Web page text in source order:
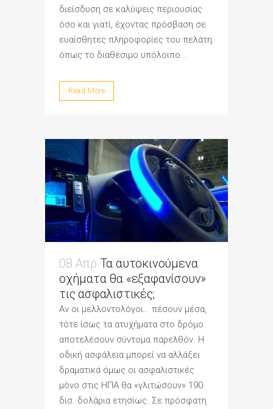
διείσδυση σε καλύψεις περιουσίας
όσο και γιατί, έχοντας πρόσβαση σε
ευαίσθητες πληροφορίες του πελάτη
όπως το διαθέσιμο υπόλοιπο...
Read More
08 Απρ Τα αυτοκινούμενα
οχήματα θα «εξαφανίσουν»
τις ασφαλιστικές;
Αν οι μελλοντολόγοι… πέσουν μέσα,
τότε ίσως τα ατυχήματα στο δρόμο
αποτελέσουν σύντομα παρελθόν. Η
οδική ασφάλεια μπορεί να αλλάξει
δραματικά όμως οι ασφαλιστικές
μόνο στις ΗΠΑ θα «γλιτώσουν» 190
δισ. δολάρια ετησίως. Σε πρόσφατη